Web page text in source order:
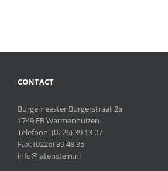
CONTACT
Burgemeester Burgerstraat 2a
1749 EB Warmenhuizen
Telefoon:(0226) 39 13 07
Fax: (0226) 39 48 35
info@latenstein.nl